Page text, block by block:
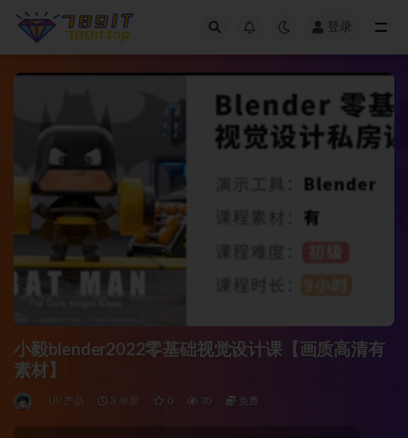
登录
小毅blender2022零基础视觉设计课【画质高清有
素材】
UI/产品 3 年前 0 30 免费